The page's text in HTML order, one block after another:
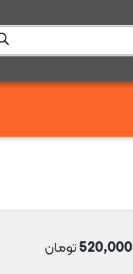
520,000تومان